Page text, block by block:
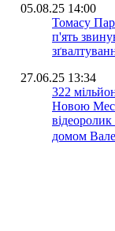
05.08.25 14:00
Томасу
п'ять
27.06.25 13:34
322
Новою
домом